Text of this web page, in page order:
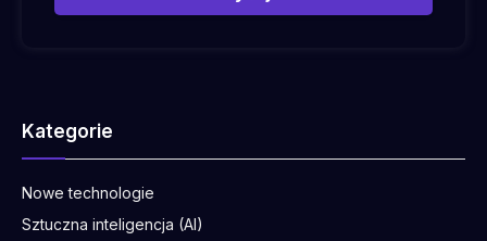
Kategorie
Nowe technologie
Sztuczna inteligencja (AI)